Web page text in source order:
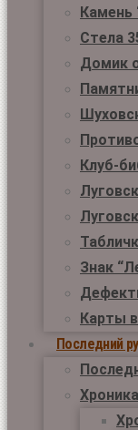
Камень
Стела
Домик
Клуб-
Знак
Карты
Последний